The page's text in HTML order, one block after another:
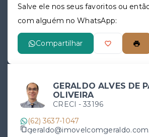
Salve ele nos seus favoritos ou
com alguém no WhatsApp:
Compartilhar
GERALDO ALVES DE
OLIVEIRA
CRECI - 33196
(62) 3637-1047